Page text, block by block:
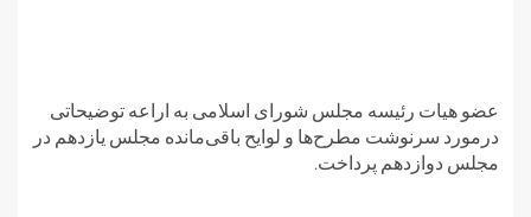
عضو هیات رئیسه مجلس شورای اسلامی به اراعه توضیحاتی
درمورد سرنوشت مطرح‌ها و لوایح باقی‌مانده مجلس یازدهم در
مجلس دوازدهم پرداخت.